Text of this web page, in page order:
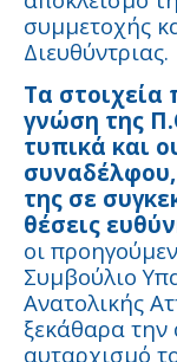
συμμετοχής
Διευθύντριας.
Τα στοιχεία
γνώση της
τυπικά και
της σε
θέσεις
οι
Συμβούλιο
Ανατολικής
ξεκάθαρα την
αυταρχισμό